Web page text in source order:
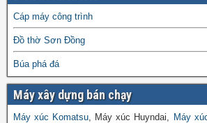
Cáp máy công trình
Đồ thờ Sơn Đồng
Búa phá đá
Máy xây dựng bán chạy
Máy xúc Komatsu , Máy xúc Huyndai, Máy